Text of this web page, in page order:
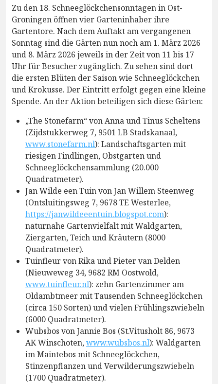
Zu den 18. Schneeglöckchensonntagen in Ost-
Groningen öffnen vier Garteninhaber ihre
Gartentore. Nach dem Auftakt am vergangenen
Sonntag sind die Gärten nun noch am 1. März 2026
und 8. März 2026 jeweils in der Zeit von 11 bis 17
Uhr für Besucher zugänglich. Zu sehen sind dort
die ersten Blüten der Saison wie Schneeglöckchen
und Krokusse. Der Eintritt erfolgt gegen eine kleine
Spende. An der Aktion beteiligen sich diese Gärten:
„The Stonefarm“ von Anna und Tinus Scheltens
(Zijdstukkerweg 7, 9501 LB Stadskanaal,
www.stonefarm.nl): Landschaftsgarten mit
riesigen Findlingen, Obstgarten und
Schneeglöckchensammlung (20.000
Quadratmeter).
Jan Wilde een Tuin von Jan Willem Steenweg
(Ontsluitingsweg 7, 9678 TE Westerlee,
https://janwildeeentuin.blogspot.com):
naturnahe Gartenvielfalt mit Waldgarten,
Ziergarten, Teich und Kräutern (8000
Quadratmeter).
Tuinfleur von Rika und Pieter van Delden
(Nieuweweg 34, 9682 RM Oostwold,
www.tuinfleur.nl): zehn Gartenzimmer am
Oldambtmeer mit Tausenden Schneeglöckchen
(circa 150 Sorten) und vielen Frühlingszwiebeln
(6000 Quadratmeter).
Wubsbos von Jannie Bos (St.Vitusholt 86, 9673
AK Winschoten,www.wubsbos.nl): Waldgarten
im Maintebos mit Schneeglöckchen,
Stinzenpflanzen und Verwilderungszwiebeln
(1700 Quadratmeter).